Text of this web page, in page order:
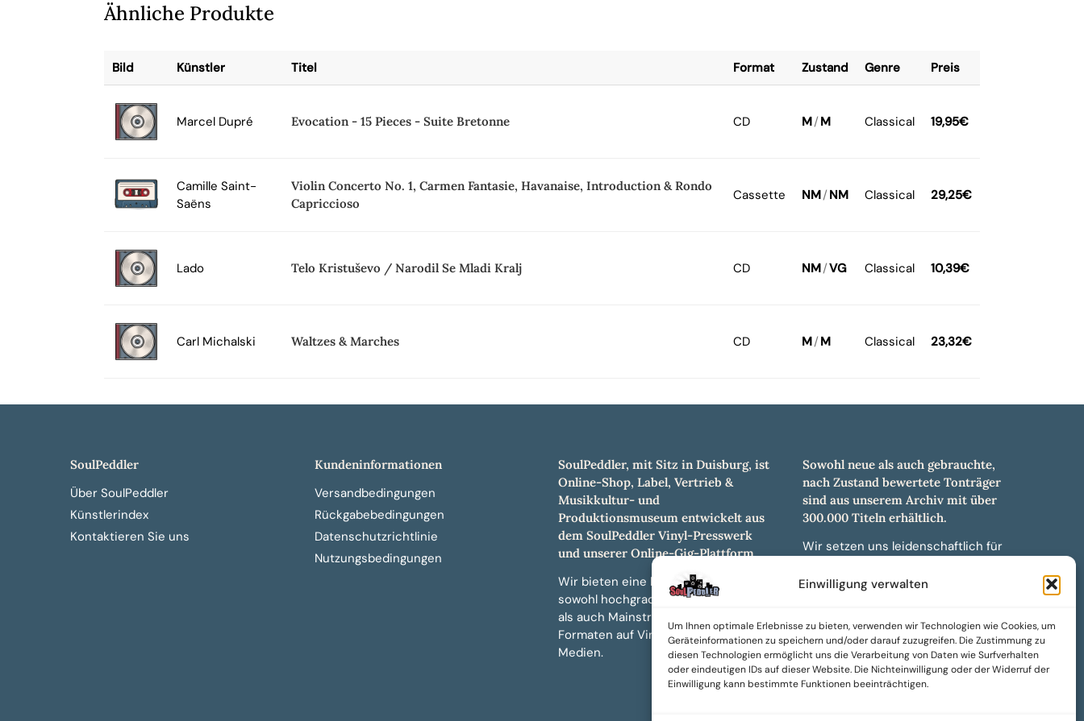
Einwilligung verwalten
Um Ihnen optimale Erlebnisse zu bieten, verwenden wir Technologien wie Cookies, um
Geräteinformationen zu speichern und/oder darauf zuzugreifen. Die Zustimmung zu
diesen Technologien ermöglicht uns die Verarbeitung von Daten wie Surfverhalten
oder eindeutigen IDs auf dieser Website. Die Nichteinwilligung oder der Widerruf der
Einwilligung kann bestimmte Funktionen beeinträchtigen.
Ähnliche Produkte
Bild Künstler Titel Format Zustand Genre Preis
Marcel Dupré Evocation - 15 Pieces - Suite Bretonne CD M/ M Classical 19,95€
Camille Saint-
Saëns
Violin Concerto No. 1, Carmen Fantasie, Havanaise, Introduction & Rondo
Capriccioso
Cassette NM/ NM Classical 29,25€
Lado Telo Kristuševo / Narodil Se Mladi Kralj CD NM/VG Classical 10,39€
Carl Michalski Waltzes & Marches CD M/ M Classical 23,32€
SoulPeddler
Über SoulPeddler
Künstlerindex
Kontaktieren Sie uns
Kundeninformationen
Versandbedingungen
Rückgabebedingungen
Datenschutzrichtlinie
Nutzungsbedingungen
SoulPeddler, mit Sitz in Duisburg, ist
Online-Shop, Label, Vertrieb &
Musikkultur- und
Produktionsmuseum entwickelt aus
dem SoulPeddler Vinyl-Presswerk
und unserer Online-Gig-Plattform.
Wir bieten eine breite Auswahl an
sowohl hochgradig sammelwürdigen
als auch Mainstream-Titeln und -
Formaten auf Vinyl, CD und weiteren
Medien.
Sowohl neue als auch gebrauchte,
nach Zustand bewertete Tonträger
sind aus unserem Archiv mit über
300.000 Titeln erhältlich.
Wir setzen uns leidenschaftlich für
und bieten hochwertige,
Musikindustrie.
SoulPeddler Mailorder, Records &
Vinyl Production – DUBOX –